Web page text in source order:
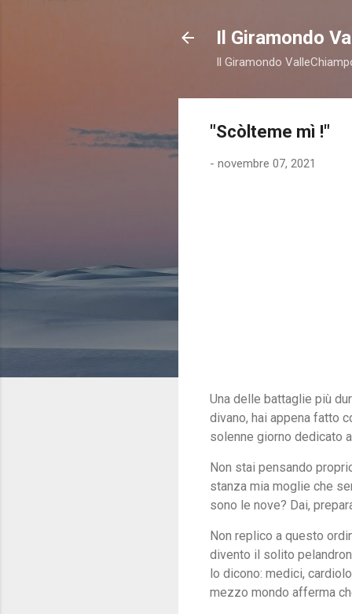
Il Giramondo
Il Giramondo
"Scòlteme mì !"
- novembre 07, 2021
Una delle battaglie più
divano, hai appena fatto
solenne giorno dedicato
Non stai pensando
stanza mia moglie che
sono le nove? Dai,
Non replico a questo
divento il solito
lo dicono: medici,
mezzo mondo afferma